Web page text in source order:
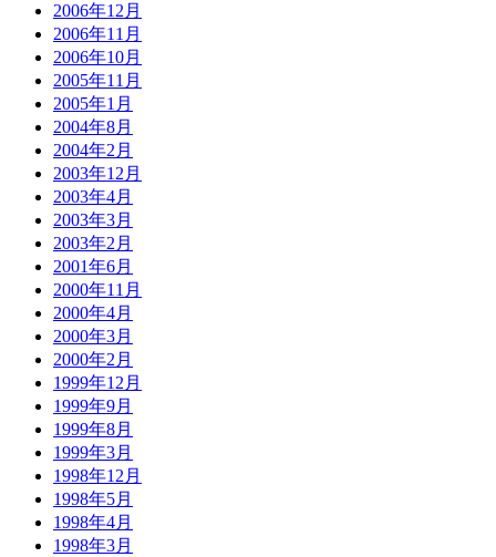
2006年12月
2006年11月
2006年10月
2005年11月
2005年1月
2004年8月
2004年2月
2003年12月
2003年4月
2003年3月
2003年2月
2001年6月
2000年11月
2000年4月
2000年3月
2000年2月
1999年12月
1999年9月
1999年8月
1999年3月
1998年12月
1998年5月
1998年4月
1998年3月